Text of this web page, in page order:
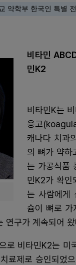
약학부 한국인 특별
비타민
민K2
비타민K는
응고
캐나다 치과
의 뼈가 약하
는 가공식품
민K2가 확인
는 사람에게
슘이 뼈로 가
연구가 계속되어
로 비타민K2는
료제로 승인되었